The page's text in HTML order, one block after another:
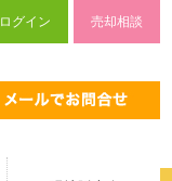
ログイン 売却相談